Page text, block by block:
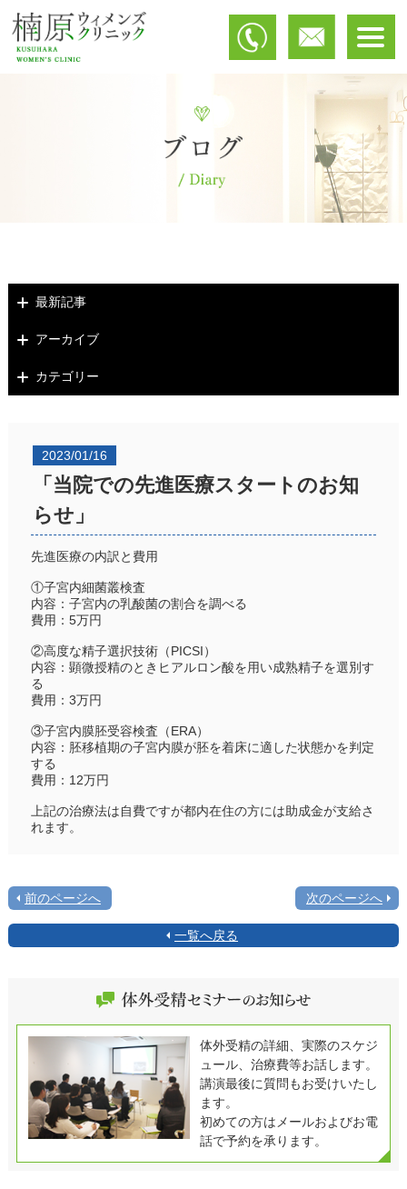
最新記事
アーカイブ
カテゴリー
2023/01/16
「当院での先進医療スタートのお知
らせ」
先進医療の内訳と費用
①子宮内細菌叢検査
内容：子宮内の乳酸菌の割合を調べる
費用：5万円
②高度な精子選択技術（PICSI）
内容：顕微授精のときヒアルロン酸を用い成熟精子を選別す
る
費用：3万円
③子宮内膜胚受容検査（ERA）
内容：胚移植期の子宮内膜が胚を着床に適した状態かを判定
する
費用：12万円
上記の治療法は自費ですが都内在住の方には助成金が支給さ
れます。
前のページへ 次のページへ
一覧へ戻る
体外受精の詳細、実際のスケジ
ュール、治療費等お話します。
講演最後に質問もお受けいたし
ます。
初めての方はメールおよびお電
話で予約を承ります。